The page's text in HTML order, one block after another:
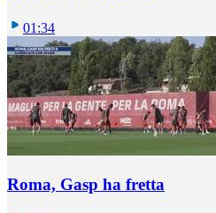
01:34
Roma, Gasp ha fretta